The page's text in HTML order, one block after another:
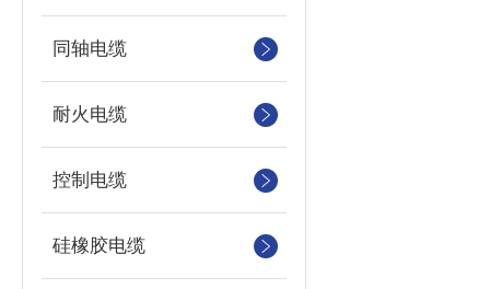
同轴电缆
耐火电缆
控制电缆
硅橡胶电缆